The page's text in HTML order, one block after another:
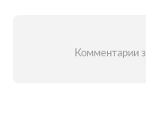
Комментарии